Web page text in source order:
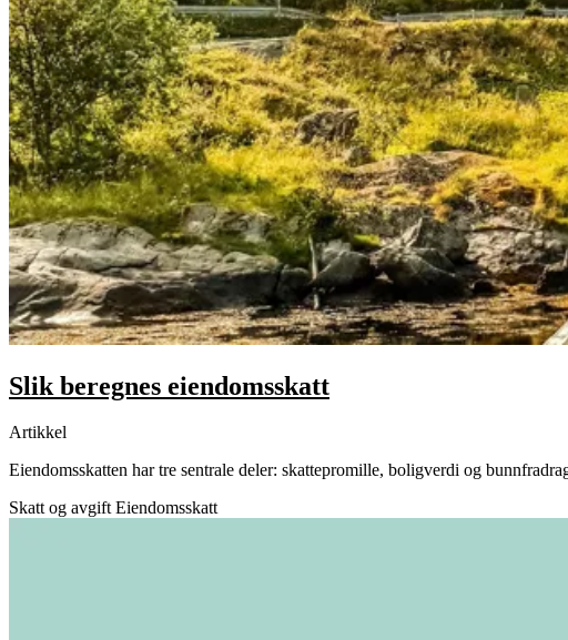
Slik beregnes eiendomsskatt
Artikkel
Eiendomsskatten har tre sentrale deler: skattepromille, boligverdi og
Skatt og avgift Eiendomsskatt